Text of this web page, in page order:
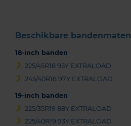
Beschikbare bandenmaten
18-inch banden
225/45R18 95Y EXTRALOAD
245/40R18 97Y EXTRALOAD
19-inch banden
225/35R19 88Y EXTRALOAD
225/40R19 93Y EXTRALOAD